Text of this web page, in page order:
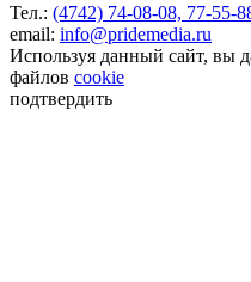
Тел.: (4742) 74-08-08, 77-55-
email: info@pridemedia.ru
Используя данный сайт, вы
файлов cookie
подтвердить